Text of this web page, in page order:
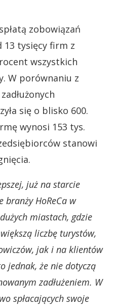
zobowiązań
13 tysięcy firm z
wszystkich
W porównaniu z
się o blisko 600.
wynosi 153 tys.
stanowi
już na starcie
branży HoReCa w
miastach, gdzie
liczbę turystów,
jak i na klientów
jednak, że nie dotyczą
zadłużeniem. W
spłacających swoje